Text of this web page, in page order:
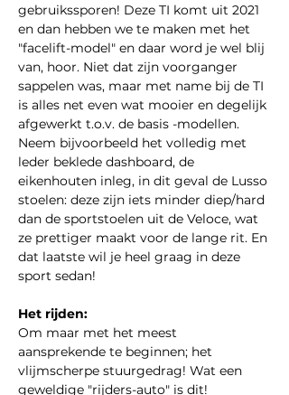
gebruikssporen! Deze TI komt uit 2021
en dan hebben we te maken met het
"facelift-model" en daar word je wel blij
van, hoor. Niet dat zijn voorganger
sappelen was, maar met name bij de TI
is alles net even wat mooier en degelijk
afgewerkt t.o.v. de basis -modellen.
Neem bijvoorbeeld het volledig met
leder beklede dashboard, de
eikenhouten inleg, in dit geval de Lusso
stoelen: deze zijn iets minder diep/hard
dan de sportstoelen uit de Veloce, wat
ze prettiger maakt voor de lange rit. En
dat laatste wil je heel graag in deze
sport sedan!
Het rijden:
Om maar met het meest
aansprekende te beginnen; het
vlijmscherpe stuurgedrag! Wat een
geweldige "rijders-auto" is dit!